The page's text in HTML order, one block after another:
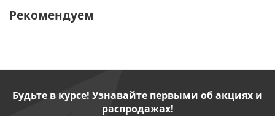
Рекомендуем
Будьте в курсе! Узнавайте первыми об акциях и
распродажах!